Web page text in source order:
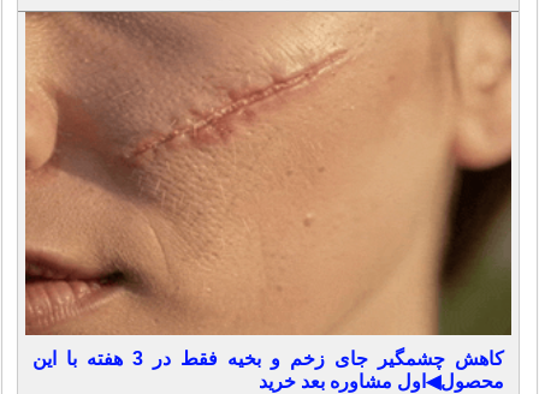
کاهش چشمگیر جای زخم و بخیه فقط در 3 هفته با این
محصول◀اول مشاوره بعد خرید